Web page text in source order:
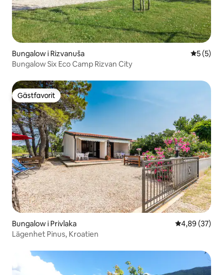
Bungalow i Rizvanuša 5 av 5 i
5 (5)
Bungalow Six Eco Camp Rizvan City
Gästfavorit
Gästfavorit
Bungalow i Privlaka 4,89 av 5 i
4,89 (37)
Lägenhet Pinus, Kroatien